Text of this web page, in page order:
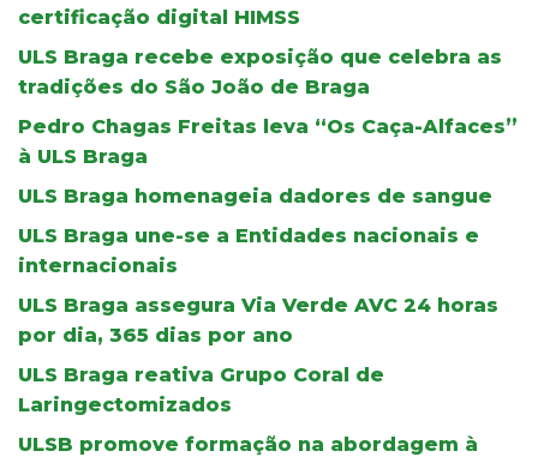
certificação digital HIMSS
ULS Braga recebe exposição que celebra as
tradições do São João de Braga
Pedro Chagas Freitas leva “Os Caça-Alfaces”
à ULS Braga
ULS Braga homenageia dadores de sangue
ULS Braga une-se a Entidades nacionais e
internacionais
ULS Braga assegura Via Verde AVC 24 horas
por dia, 365 dias por ano
ULS Braga reativa Grupo Coral de
Laringectomizados
ULSB promove formação na abordagem à